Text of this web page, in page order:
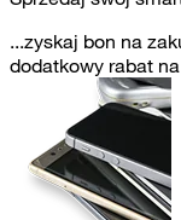
...zyskaj bon na
dodatkowy rabat